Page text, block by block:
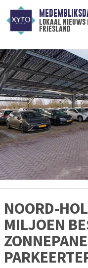
lokaal nieuws
friesland
NOORD-
MILJOEN